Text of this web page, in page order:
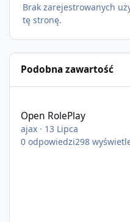
Brak zarejestrowanych
tę stronę.
Podobna zawartość
Open RolePlay
ajax · 13 Lipca
0 odpowiedzi298